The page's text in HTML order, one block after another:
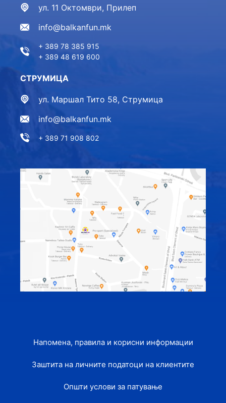
ул. 11 Октомври, Прилеп
info@balkanfun.mk
+ 389 78 385 915
+ 389 48 619 600
СТРУМИЦА
ул. Маршал Тито 58, Струмица
info@balkanfun.mk
+ 389 71 908 802
Напомена, правила и корисни информации
Заштита на личните податоци на клиентите
Општи услови за патување